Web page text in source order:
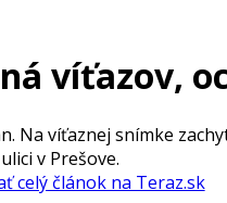
víťazov,
víťaznej snímke
v Prešove.
celý článok na Teraz.sk